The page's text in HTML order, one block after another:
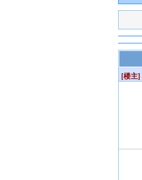
[楼主]